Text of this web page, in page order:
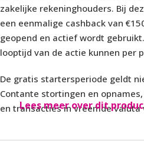
zakelijke rekeninghouders. Bij
een eenmalige cashback van
geopend en actief wordt
looptijd van de actie kunnen per
De gratis startersperiode geldt
Contante stortingen en
en transacties in vreemde
Lees meer over dit